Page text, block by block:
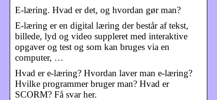
E-læring. Hvad er det, og hvordan gør man?
E-læring er en digital læring der består af tekst,
billede, lyd og video suppleret med interaktive
opgaver og test og som kan bruges via en
computer, …
Hvad er e-læring? Hvordan laver man e-læring?
Hvilke programmer bruger man? Hvad er
SCORM? Få svar her.